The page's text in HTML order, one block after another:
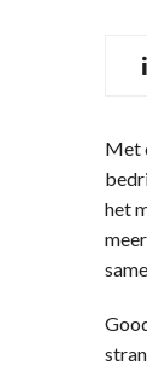
Met
het